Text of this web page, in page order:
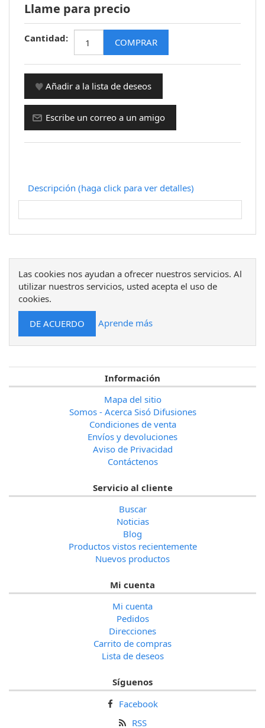
Llame para precio
Cantidad:
Descripción (haga click para ver detalles)
Las cookies nos ayudan a ofrecer nuestros servicios. Al
utilizar nuestros servicios, usted acepta el uso de
cookies.
Aprende más
Información
Mapa del sitio
Somos - Acerca Sisó Difusiones
Condiciones de venta
Envíos y devoluciones
Aviso de Privacidad
Contáctenos
Servicio al cliente
Buscar
Noticias
Blog
Productos vistos recientemente
Nuevos productos
Mi cuenta
Mi cuenta
Pedidos
Direcciones
Carrito de compras
Lista de deseos
Síguenos
Facebook
RSS